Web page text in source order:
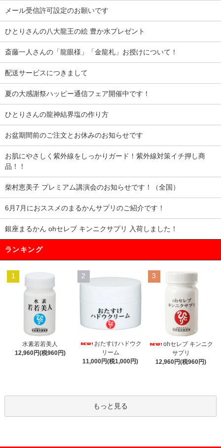
メール受信許可設定のお願いです
ひとりさんの八大龍王の絵 豊か水プレゼント
斎藤一人さんの「龍眼様」「金龍札」お授けについて！
配送サービスにつきまして
夏の大感謝祭ハッピー通信フェア開催中です！
ひとりさんの龍神結界塩の作り方
お盆期間前のご注文とお休みのお知らせです
お肌にやさしく紫外線をしっかりガード！紫外線対策イチ押し商
品！！
柴村恵美子 プレミアム講演会のお知らせです！（全国）
6月7月におススメのまるかんサプリのご紹介です！
銀座まるかん ohセレブ キンニクサプリ 入荷しました！
ランキング
1
水素若若美人
12,960円(税960円)
2
おたすけハドウク
リーム
11,000円(税1,000円)
3
ohセレブ キンニク
サプリ
12,960円(税960円)
もっと見る